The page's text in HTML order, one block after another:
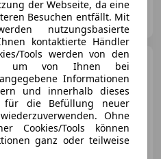
Audi A4Avant 40 TFSI
quattro*S-
line+*AHK*Standheizung*...
€ 38 995 1
der Webseite, da eine
Besuchen entfällt. Mit
nutzungsbasierte
kontaktierte Händler
Tools werden von den
um von Ihnen bei
Informationen
und innerhalb dieses
für die Befüllung neuer
Ohne
Cookies/Tools können
ganz oder teilweise